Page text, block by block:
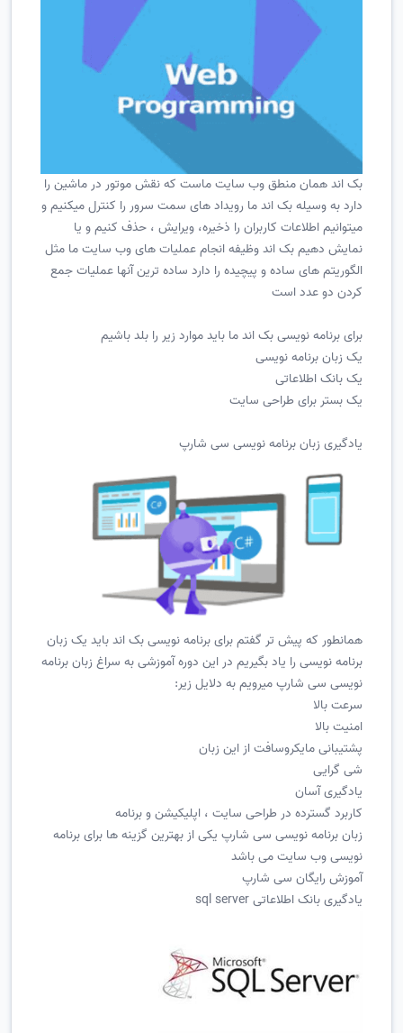
بک اند همان منطق وب سایت ماست که نقش موتور در ماشین را
دارد به وسیله بک اند ما رویداد های سمت سرور را کنترل میکنیم و
میتوانیم اطلاعات کاربران را ذخیره، ویرایش ، حذف کنیم و یا
نمایش دهیم بک اند وظیفه انجام عملیات های وب سایت ما مثل
الگوریتم های ساده و پیچیده را دارد ساده ترین آنها عملیات جمع
کردن دو عدد است
برای برنامه نویسی بک اند ما باید موارد زیر را بلد باشیم
یک زبان برنامه نویسی
یک بانک اطلاعاتی
یک بستر برای طراحی سایت
یادگیری زبان برنامه نویسی سی شارپ
همانطور که پیش تر گفتم برای برنامه نویسی بک اند باید یک زبان
برنامه نویسی را یاد بگیریم در این دوره آموزشی به سراغ زبان برنامه
نویسی سی شارپ میرویم به دلایل زیر:
سرعت بالا
امنیت بالا
پشتیبانی مایکروسافت از این زبان
شی گرایی
یادگیری آسان
کاربرد گسترده در طراحی سایت ، اپلیکیشن و برنامه
زبان برنامه نویسی سی شارپ یکی از بهترین گزینه ها برای برنامه
نویسی وب سایت می باشد
آموزش رایگان سی شارپ
یادگیری بانک اطلاعاتی sql server